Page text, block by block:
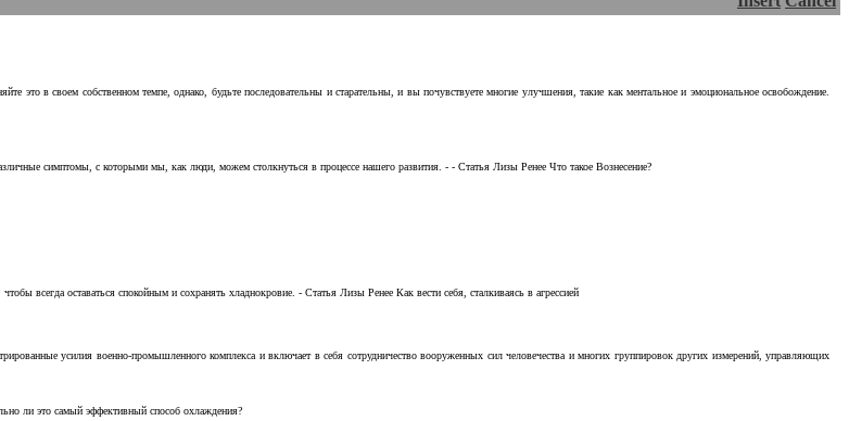
в своем собственном темпе, однако, будьте последовательны и старательны, и вы почувствуете многие улучшения, такие как ментальное и эмоциональное освобождение.
симптомы, с которыми мы, как люди, можем столкнуться в процессе нашего развития. - - Статья Лизы Ренее Что такое Вознесение?
всегда оставаться спокойным и сохранять хладнокровие. - Статья Лизы Ренее Как вести себя, сталкиваясь в агрессией
усилия военно-промышленного комплекса и включает в себя сотрудничество вооруженных сил человечества и многих группировок других измерений, управляющих
ли это самый эффективный способ охлаждения?